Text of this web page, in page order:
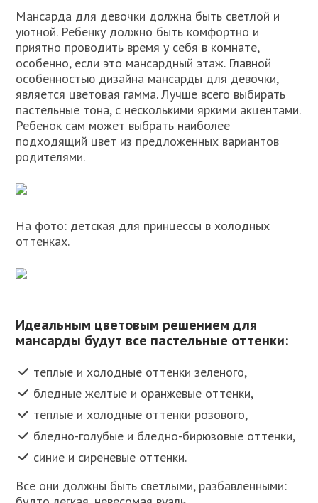
Мансарда для девочки должна быть светлой и
уютной. Ребенку должно быть комфортно и
приятно проводить время у себя в комнате,
особенно, если это мансардный этаж. Главной
особенностью дизайна мансарды для девочки,
является цветовая гамма. Лучше всего выбирать
пастельные тона, с несколькими яркими акцентами.
Ребенок сам может выбрать наиболее
подходящий цвет из предложенных вариантов
родителями.
На фото: детская для принцессы в холодных
оттенках.
Идеальным цветовым решением для
мансарды будут все пастельные оттенки:
теплые и холодные оттенки зеленого,
бледные желтые и оранжевые оттенки,
теплые и холодные оттенки розового,
бледно-голубые и бледно-бирюзовые оттенки,
синие и сиреневые оттенки.
Все они должны быть светлыми, разбавленными: